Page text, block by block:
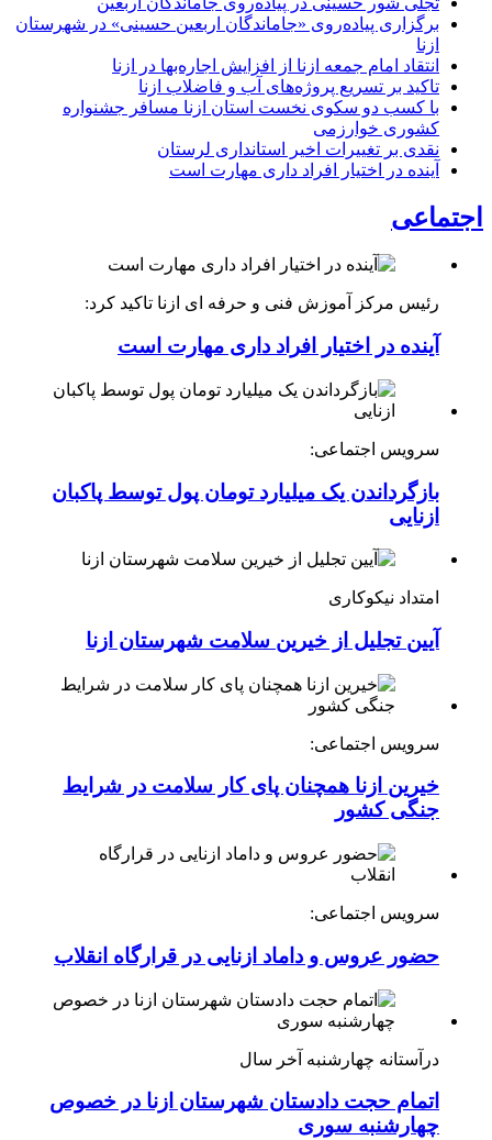
برگزاری پیاده‌روی «جاماندگان اربعین حسینی» در شهرستان
ازنا
انتقاد امام جمعه ازنا از افزایش اجاره‌بها در ازنا
تاکید بر تسریع پروژه‌های آب و فاضلاب ازنا
با کسب دو سکوی نخست استان ازنا مسافر جشنواره
کشوری خوارزمی
نقدی بر تغییرات اخیر استانداری لرستان
آینده در اختیار افراد داری مهارت است
اجتماعی
رئیس مرکز آموزش فنی و حرفه ای ازنا تاکید کرد:
آینده در اختیار افراد داری مهارت است
سرویس اجتماعی:
بازگرداندن یک میلیارد تومان پول توسط پاکبان
ازنایی
امتداد نیکوکاری
آیین تجلیل از خیرین سلامت شهرستان ازنا
سرویس اجتماعی:
خیرین ازنا همچنان پای کار سلامت در شرایط
جنگی کشور
سرویس اجتماعی:
حضور عروس و داماد ازنایی در قرارگاه انقلاب
درآستانه چهارشنبه آخر سال
اتمام حجت دادستان شهرستان ازنا در خصوص
چهارشنبه ‌سوری